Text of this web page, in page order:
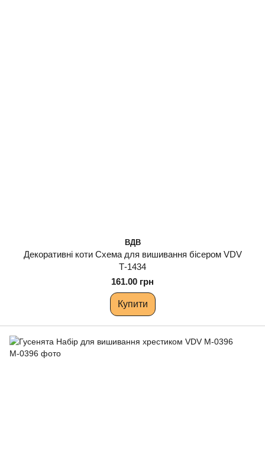
ВДВ
Декоративні коти Схема для вишивання бісером VDV
Т-1434
161.00 грн
Купити